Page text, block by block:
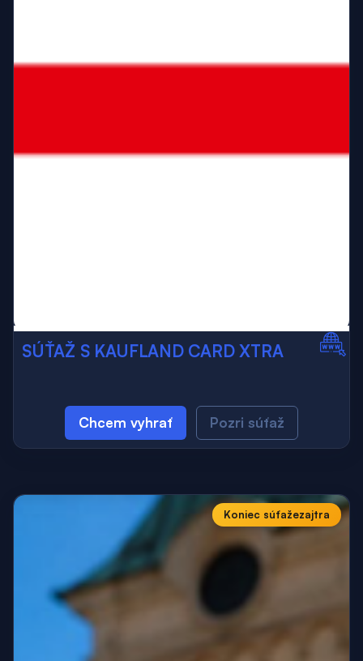
SÚŤAŽ S KAUFLAND CARD XTRA
Chcem vyhrať Pozri súťaž
Koniec súťažezajtra